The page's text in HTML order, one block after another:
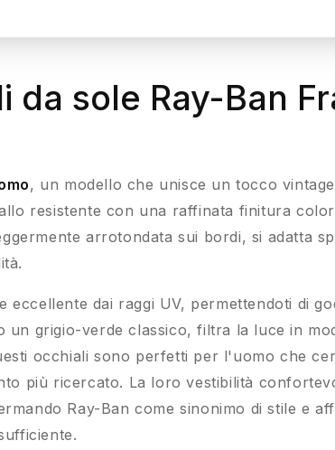
da sole Ray-Ban
, un modello che unisce un tocco
resistente con una raffinata finitura
arrotondata sui bordi, si adatta
dai raggi UV, permettendoti di
grigio-verde classico, filtra la luce in
occhiali sono perfetti per l'uomo che
più ricercato. La loro vestibilità
Ray-Ban come sinonimo di stile e